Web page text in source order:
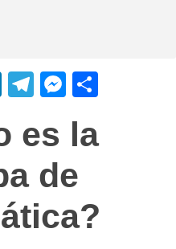
Li
k
e
dI
n
T
e
gr
a
m
M
ss
e
n
g
m
tir
es la
de